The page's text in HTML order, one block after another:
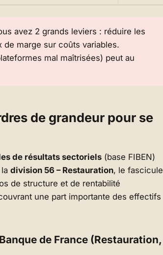
avez 2 grands leviers : réduire les
de marge sur coûts variables.
mal maîtrisées) peut au
de grandeur pour se
de résultats sectoriels (base FIBEN)
division 56 – Restauration, le fascicule
de structure et de rentabilité
une part importante des effectifs
de France (Restauration,